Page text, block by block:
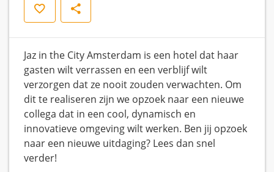
Save Share
Jaz in the City Amsterdam is een hotel dat haar
gasten wilt verrassen en een verblijf wilt
verzorgen dat ze nooit zouden verwachten. Om
dit te realiseren zijn we opzoek naar een nieuwe
collega dat in een cool, dynamisch en
innovatieve omgeving wilt werken. Ben jij opzoek
naar een nieuwe uitdaging? Lees dan snel
verder!